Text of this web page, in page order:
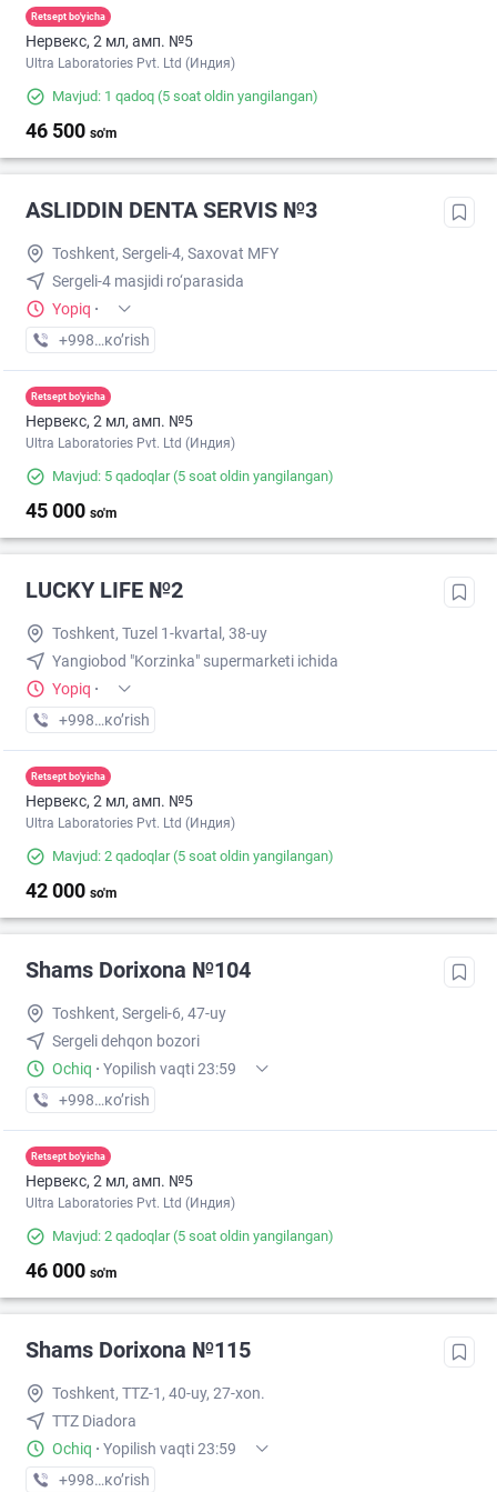
Retsept bo'yicha
Нервекс, 2 мл, амп. №5
Ultra Laboratories Pvt. Ltd (Индия)
Mavjud: 1 qadoq (5 soat oldin yangilangan)
46 500 so'm
ASLIDDIN DENTA SERVIS №3
Toshkent, Sergeli-4, Saxovat MFY
Sergeli-4 masjidi ro‘parasida
Yopiq ·
+998 (99) XXX-XX-XX
кo’rish
Retsept bo'yicha
Нервекс, 2 мл, амп. №5
Ultra Laboratories Pvt. Ltd (Индия)
Mavjud: 5 qadoqlar(5 soat oldin yangilangan)
45 000 so'm
LUCKY LIFE №2
Toshkent, Tuzel 1-kvartal, 38-uy
Yangiobod "Korzinka" supermarketi ichida
Yopiq ·
+998 (95) XXX-XX-XX
кo’rish
Retsept bo'yicha
Нервекс, 2 мл, амп. №5
Ultra Laboratories Pvt. Ltd (Индия)
Mavjud: 2 qadoqlar(5 soat oldin yangilangan)
42 000 so'm
Shams Dorixona №104
Toshkent, Sergeli-6, 47-uy
Sergeli dehqon bozori
Ochiq · Yopilish vaqti 23:59
+998 (77) XXX-XX-XX
кo’rish
Retsept bo'yicha
Нервекс, 2 мл, амп. №5
Ultra Laboratories Pvt. Ltd (Индия)
Mavjud: 2 qadoqlar(5 soat oldin yangilangan)
46 000 so'm
Shams Dorixona №115
Toshkent, TTZ-1, 40-uy, 27-xon.
TTZ Diadora
Ochiq · Yopilish vaqti 23:59
+998 (99) XXX-XX-XX
кo’rish